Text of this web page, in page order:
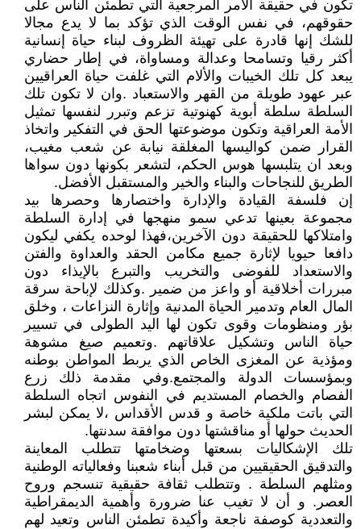
تكون في حقيقة الأمر المرجعية التي تطمئن الناس على
حقوقهم، في نفس الوقت الذي تؤكد بما لا يدع مجالا
للشك إنها قادرة على تهيئة الظروف لبناء حياة إنسانية
أكثر رقيا وتسامحا وعدالة ومساواة، في إطار حضاري
يبعد كل تلك الخيبات والألام التي غلفت حياة العراقيين
عبر عهود طويلة من القهر والاستعباد .وان لا تكون تلك
السلطة سلطة أبوية كهنوتية تزعم وتبرر لنفسها تمثيل
الأمة العراقية وتكون موضوعتها الحق في التفكير واتخاذ
القرار ضمن كواليسها المغلقة نيابة عن شعب مغيب،
وبعد ان يتلبسها هوس الحكم، لتشعر بكونها دون سواها
الطريق للنجاحات والبناء والخير والمستقبل الأفضل.
إن فلسفة القيادة والإدارة واختصارها وحصرها بيد
مجموعة بعينها تدعي سمو منهجها في إدارة السلطة
وامتلاكها للحقيقة دون الآخرين،فهذا لوحده يكفي ليكون
دافعا حيويا لإثارة جميع مكامن الحقد والعداوة والفتن
والاستعداد للفوضى والتخريب والتبرع بالإيذاء دون
مبررات أخلاقية أو واعز من ضمير .وكذلك لإباحة سرقة
المال العام وتدمير الحياة المدنية وإثارة النزاعات ، وخلق
بؤر ومنظومات وقوى تكون لها اليد الطولى في تسيير
حياة الناس وتشكيل علاقاتهم .وتعميم صيغ مشوهة
ومؤذية عن المغزى الخاص الذي يربط المواطن بوطنه
وبمؤسسات الدولة والمجتمع.وفي مقدمة ذلك زرع
الفصام والخصام المستديم في النفوس اتجاه السلطة
التي باتت ملكية خاصة و قدس الأقداس ،لا يمكن لبشر
الحديث حولها أو مناقشتها دون موافقة سدنتها.
تلك الإشكاليات بسعتها وضخامتها تتطلب المعاينة
والتدقيق الحقيقيين من قبل أبناء شعبنا وفعالياته الوطنية
ومثلهم السلطة . وتتطلب ثقافة حقيقية تنسجم وروح
العصر. و أن لا تغيب عنا ضرورة وأهمية الديمقراطية
والتعددية كوصفة ناجعة وأكيدة تطمئن الناس وتعيد لهم